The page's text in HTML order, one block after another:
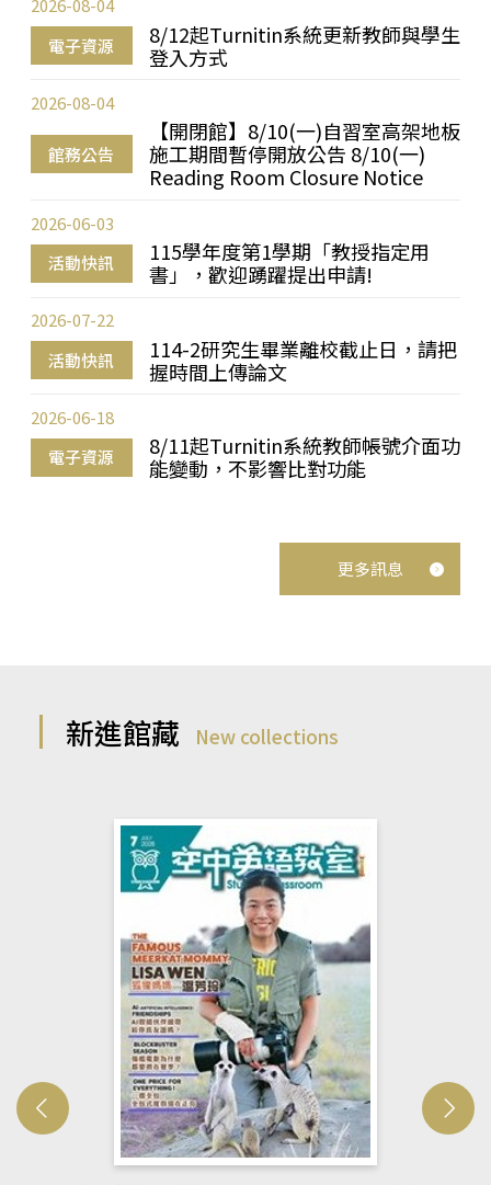
電子資源
8/12起Turnitin系統更新教師與學生
登入方式
2026-08-04
館務公告
【開閉館】8/10(一)自習室高架地板
施工期間暫停開放公告 8/10(一)
Reading Room Closure Notice
2026-08-04
活動快訊
115學年度第1學期「教授指定用
書」，歡迎踴躍提出申請!
2026-06-03
活動快訊
114-2研究生畢業離校截止日，請把
握時間上傳論文
2026-07-22
電子資源
8/11起Turnitin系統教師帳號介面功
能變動，不影響比對功能
2026-06-18
更多訊息
新進館藏 New collections